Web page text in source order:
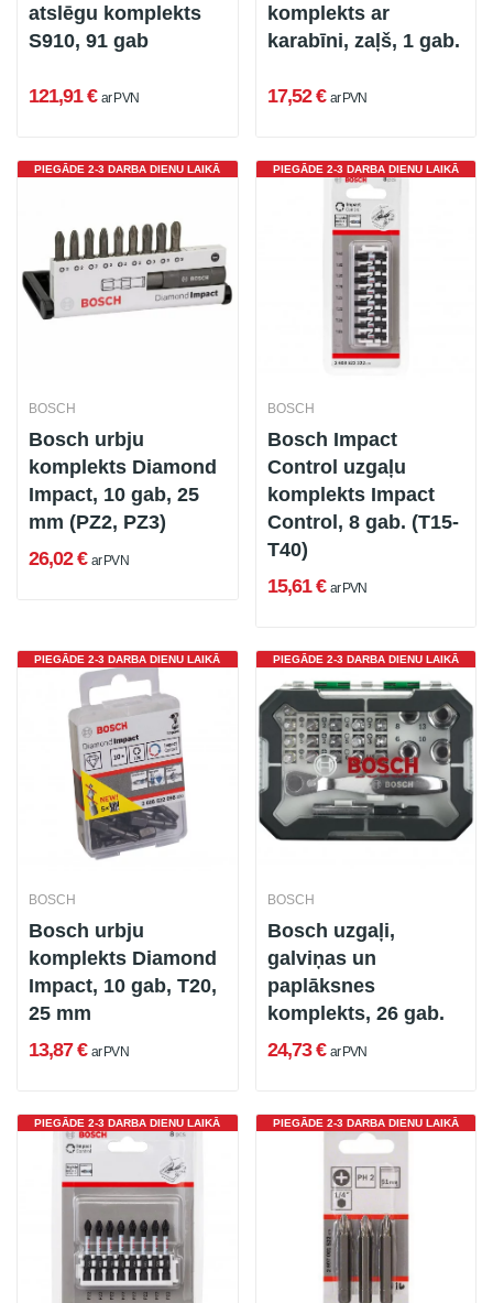
atslēgu komplekts
S910, 91 gab
121,91 € ar PVN
komplekts ar
karabīni, zaļš, 1 gab.
17,52 € ar PVN
PIEGĀDE 2-3 DARBA DIENU LAIKĀ
BOSCH
Bosch urbju
komplekts Diamond
Impact, 10 gab, 25
mm (PZ2, PZ3)
26,02 € ar PVN
PIEGĀDE 2-3 DARBA DIENU LAIKĀ
BOSCH
Bosch Impact
Control uzgaļu
komplekts Impact
Control, 8 gab. (T15-
T40)
15,61 € ar PVN
PIEGĀDE 2-3 DARBA DIENU LAIKĀ
BOSCH
Bosch urbju
komplekts Diamond
Impact, 10 gab, T20,
25 mm
13,87 € ar PVN
PIEGĀDE 2-3 DARBA DIENU LAIKĀ
BOSCH
Bosch uzgaļi,
galviņas un
paplāksnes
komplekts, 26 gab.
24,73 € ar PVN
PIEGĀDE 2-3 DARBA DIENU LAIKĀ PIEGĀDE 2-3 DARBA DIENU LAIKĀ